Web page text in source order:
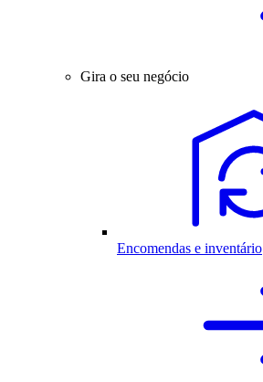
Gira o seu negócio
Encomendas e inventário